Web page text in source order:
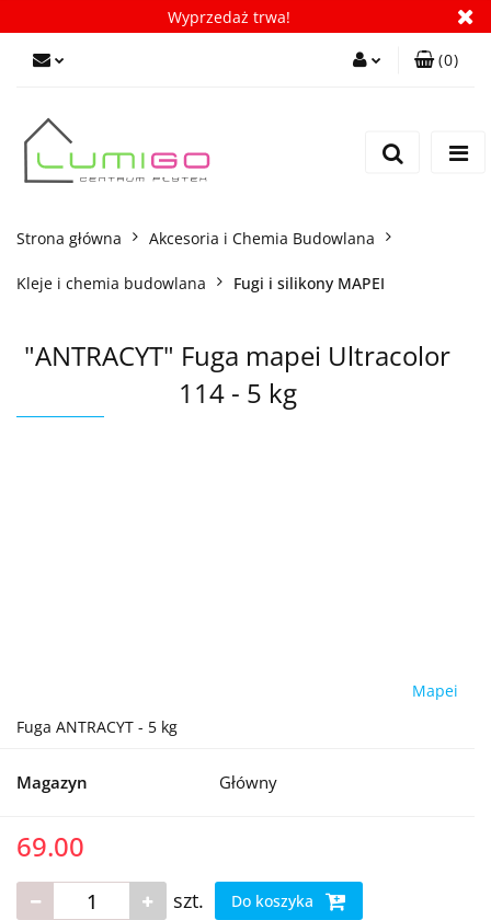
Wyprzedaż trwa!
(0)
Strona główna Akcesoria i Chemia Budowlana
Kleje i chemia budowlana Fugi i silikony MAPEI
"ANTRACYT" Fuga mapei Ultracolor
114 - 5 kg
Mapei
Fuga ANTRACYT - 5 kg
Magazyn Główny
69.00
szt. Do koszyka